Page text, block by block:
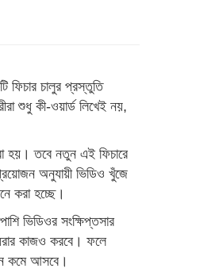
ফিচার চালুর প্রস্তুতি
শুধু কী-ওয়ার্ড লিখেই নয়,
হয়। তবে নতুন এই ফিচারে
অনুযায়ী ভিডিও খুঁজে
করা হচ্ছে।
ভিডিওর সংক্ষিপ্তসার
কাজও করবে। ফলে
কমে আসবে।